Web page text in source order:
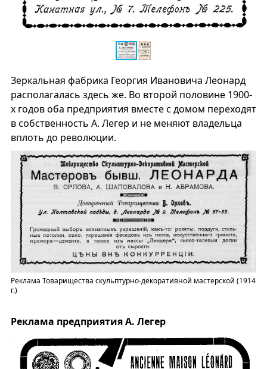
Зеркальная фабрика Георгия Ивановича Леонард
располагалась здесь же. Во второй половине 1900-
х годов оба предприятия вместе с домом переходят
в собственность А. Легер и не меняют владельца
вплоть до революции.
Реклама Товарищества скульптурно-декоративной мастерской (1914
г.)
Реклама предприятия А. Легер